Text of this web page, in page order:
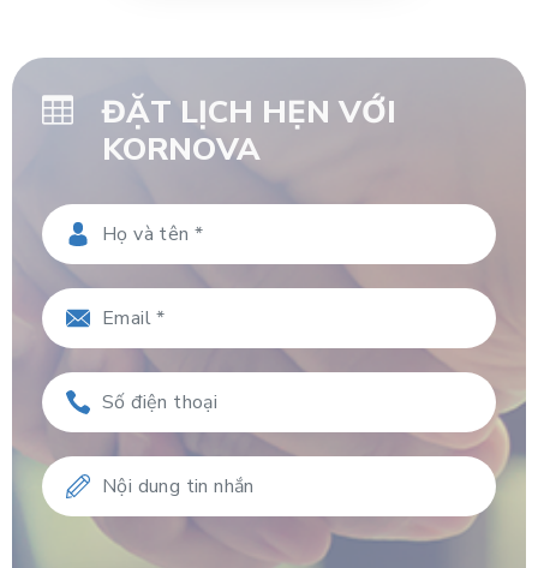
ĐẶT LỊCH HẸN VỚI
KORNOVA